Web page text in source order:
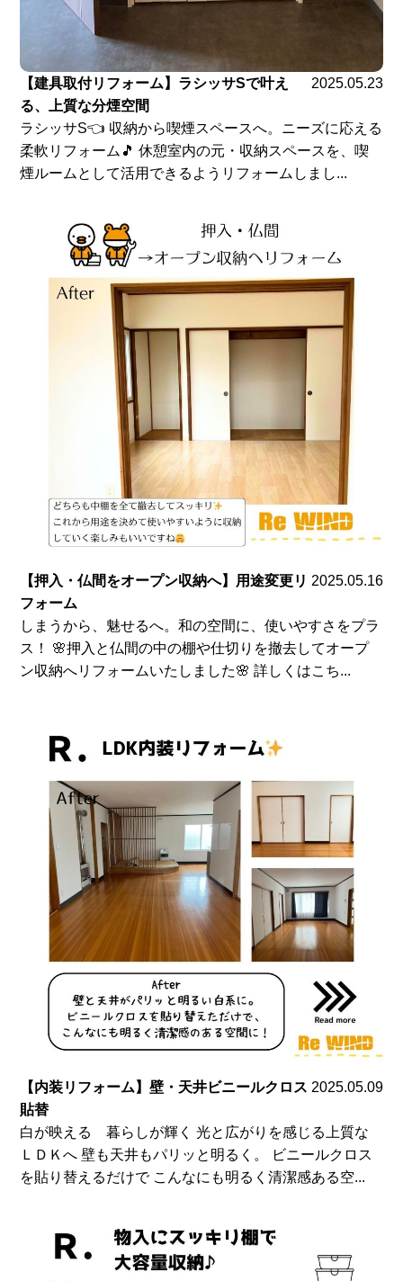
【建具取付リフォーム】ラシッサSで叶え
る、上質な分煙空間
2025.05.23
ラシッサS👈 収納から喫煙スペースへ。ニーズに応える
柔軟リフォーム🎵 休憩室内の元・収納スペースを、喫
煙ルームとして活用できるようリフォームしまし...
【押入・仏間をオープン収納へ】用途変更リ
フォーム
2025.05.16
しまうから、魅せるへ。和の空間に、使いやすさをプラ
ス！ 🌸押入と仏間の中の棚や仕切りを撤去してオープ
ン収納へリフォームいたしました🌸 詳しくはこち...
【内装リフォーム】壁・天井ビニールクロス
貼替
2025.05.09
白が映える 暮らしが輝く 光と広がりを感じる上質な
ＬＤＫへ 壁も天井もパリッと明るく。 ビニールクロス
を貼り替えるだけで こんなにも明るく清潔感ある空...